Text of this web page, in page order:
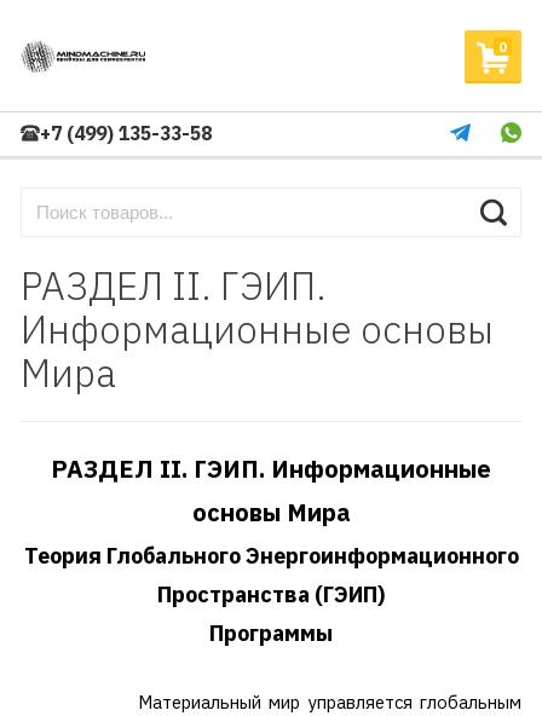
0
+7 (499) 135-33-58
РАЗДЕЛ II. ГЭИП.
Информационные основы
Мира
РАЗДЕЛ II. ГЭИП. Информационные
основы Мира
Теория Глобального Энергоинформационного
Пространства (ГЭИП)
Программы
Материальный мир управляется глобальным